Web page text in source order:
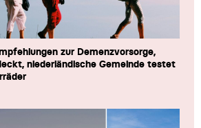
zur Demenzvorsorge,
niederländische Gemeinde testet